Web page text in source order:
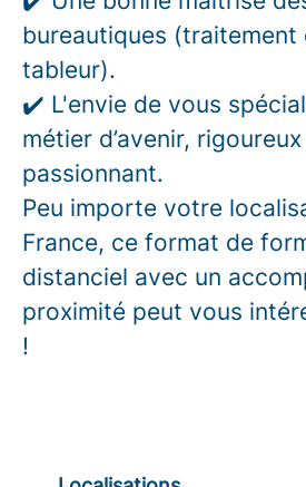
bureautiques (traitement
tableur).
✔️ L'envie de vous
métier d’avenir,
passionnant.
Peu importe votre
France, ce format de
distanciel avec un
proximité peut vous
!